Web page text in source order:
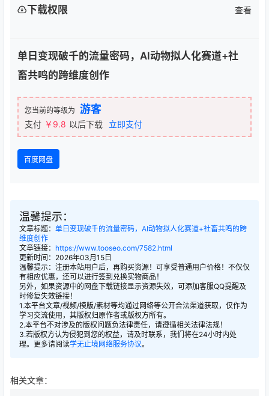
下载权限 查看
单日变现破千的流量密码，AI动物拟人化赛道+社
畜共鸣的跨维度创作
您当前的等级为 游客
支付 ￥9.8 以后下载 立即支付
百度网盘
温馨提示：
文章标题： 单日变现破千的流量密码，AI动物拟人化赛道+社畜共鸣的跨
维度创作
文章链接： https://www.tooseo.com/7582.html
更新时间：2026年03月15日
温馨提示：注册本站用户后，再购买资源！可享受普通用户价格！不仅仅
有相应优惠，还可以进行签到兑换实物商品！
另外，如果资源中的网盘下载链接显示资源失效，可添加客服QQ提醒及
时修复失效链接！
1.本平台文章/视频/模版/素材等均通过网络等公开合法渠道获取，仅作为
学习交流使用，其版权归原作者或版权方所有。
2.本平台不对涉及的版权问题负法律责任，请遵循相关法律法规！
3.若版权方认为侵犯到您的权益，请及时联系，我们将在24小时内处
理。更多请阅读学无止境网络服务协议。
相关文章：